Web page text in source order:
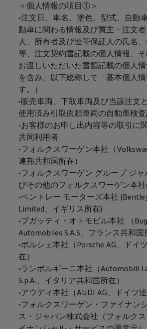
＜個人情報の項目①＞
•注文日、車名、塗色、型式、自動
動車に関わる情報及び買主・注文
人、所有者及び連帯保証人の氏名
等、注文契約書記載の個人情報、
お渡しいただいた書類記載の個人
を含み、以下総称して「基本個人
す。）
•販売車両、下取車両及び当該注文
使用済み引取依頼車両の自動車検
•お客様のお申し出内容等の取引に
共同利用者
•フォルクスワーゲン本社（
連邦共和国所在）
•フォルクスワーゲン グループ ジ
びその他のフォルクスワーゲン本
•ベントレー モーターズ本社
Limited、イギリス所在)
•ブガッティ・オトモビル本社 （
Automobiles S.A.S、フランス共和国
•ポルシェ本社（Porsche AG、ドイ
在）
•ランボルギーニ本社（Automobili
S.p.A.、イタリア共和国所在）
•アウディ本社（AUDI AG、ドイツ
•フォルクスワーゲン・ファイナン
ス・ジャパン株式会社（フォルク